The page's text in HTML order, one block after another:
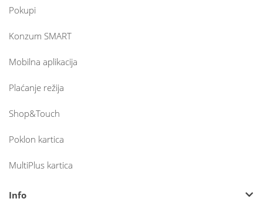
Pokupi
Konzum SMART
Mobilna aplikacija
Plaćanje režija
Shop&Touch
Poklon kartica
MultiPlus kartica
Info